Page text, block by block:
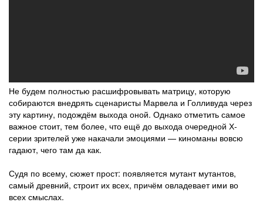
Не будем полностью расшифровывать матрицу, которую
собираются внедрять сценаристы Марвела и Голливуда через
эту картину, подождём выхода оной. Однако отметить самое
важное стоит, тем более, что ещё до выхода очередной Х-
серии зрителей уже накачали эмоциями — киноманы вовсю
гадают, чего там да как.
Судя по всему, сюжет прост: появляется мутант мутантов,
самый древний, строит их всех, причём овладевает ими во
всех смыслах.